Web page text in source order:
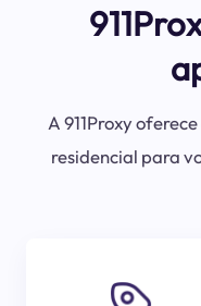
A 911Proxy
residencial para